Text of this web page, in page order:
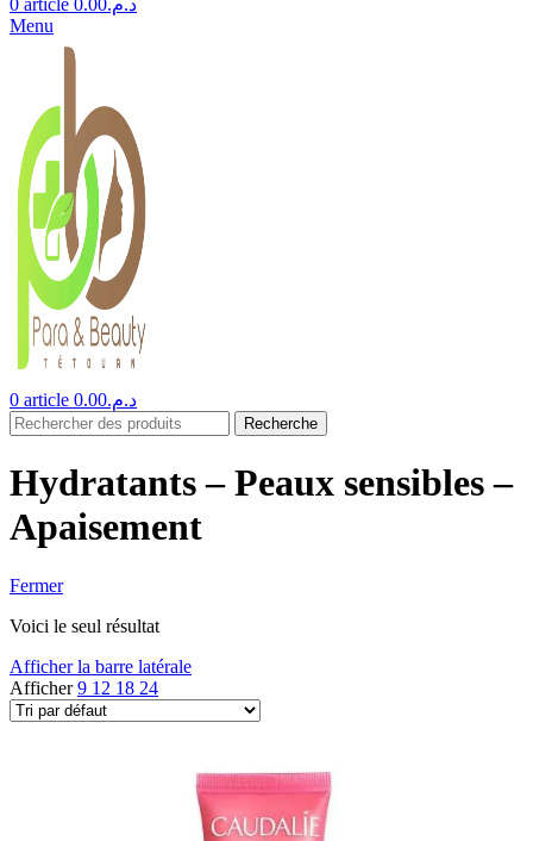
0 article د.م.0.00
Menu
0 article د.م.0.00
Recherche
Hydratants – Peaux sensibles –
Apaisement
Fermer
Voici le seul résultat
Afficher la barre latérale
Afficher9 12 18 24